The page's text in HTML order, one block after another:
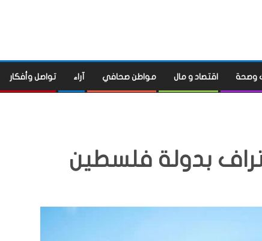
وصحة اقتصاد و مال مواطن صحافي آراء تواصل وأفكار
بدولة فلسطين